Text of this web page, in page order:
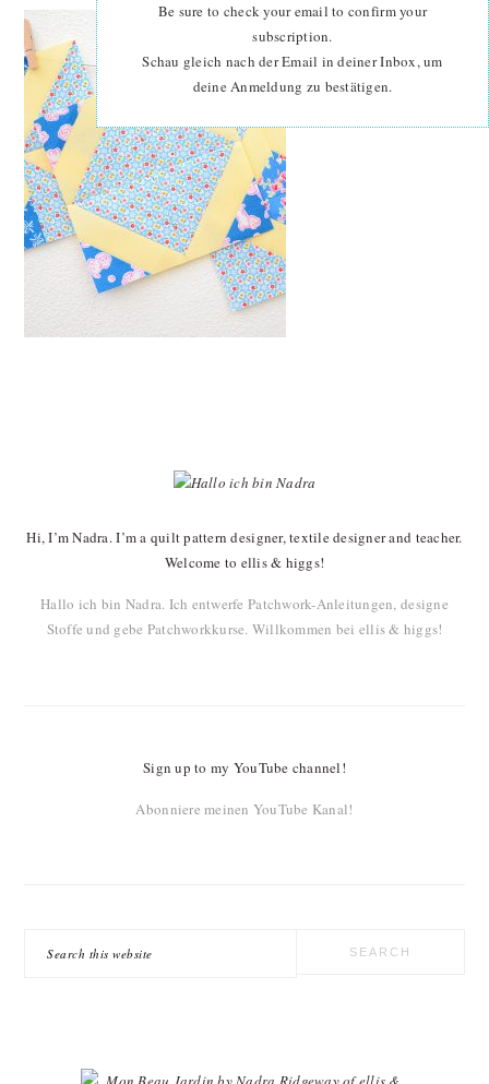
Hi, I’m Nadra. I’m a quilt pattern designer, textile designer and teacher.
Welcome to ellis & higgs!
Hallo ich bin Nadra. Ich entwerfe Patchwork-Anleitungen, designe
Stoffe und gebe Patchworkkurse. Willkommen bei ellis & higgs!
Sign up to my YouTube channel!
Abonniere meinen YouTube Kanal!
Be sure to check your email to confirm your
subscription.
Schau gleich nach der Email in deiner Inbox, um
deine Anmeldung zu bestätigen.